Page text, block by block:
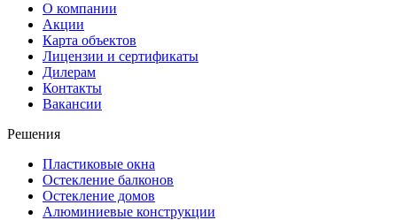
О компании
Акции
Карта объектов
Лицензии и сертификаты
Дилерам
Контакты
Вакансии
Решения
Пластиковые окна
Остекление балконов
Остекление домов
Алюминиевые конструкции